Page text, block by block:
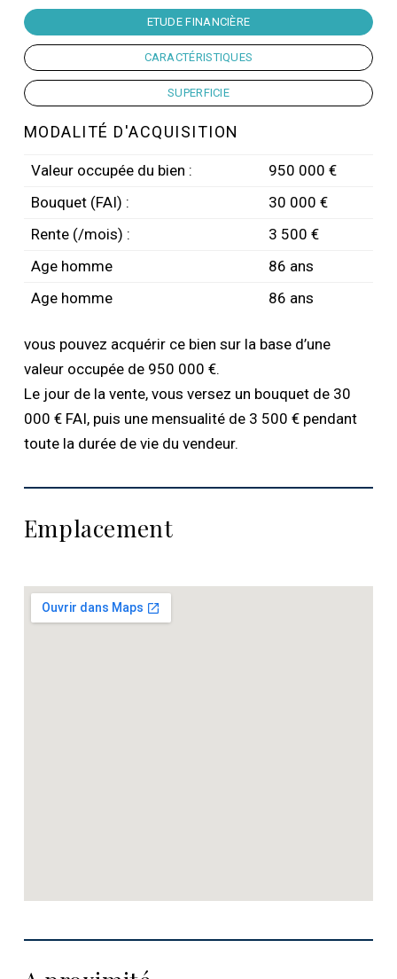
ETUDE FINANCIÈRE
CARACTÉRISTIQUES
SUPERFICIE
MODALITÉ D'ACQUISITION
Valeur occupée du bien :
950 000 €
Bouquet (FAI) :
30 000 €
Rente (/mois) :
3 500 €
Age homme
86 ans
Age homme
86 ans
vous pouvez acquérir ce bien sur la base d’une
valeur occupée de 950 000 €.
Le jour de la vente, vous versez un bouquet de 30
000 € FAI, puis une mensualité de 3 500 € pendant
toute la durée de vie du vendeur.
Emplacement